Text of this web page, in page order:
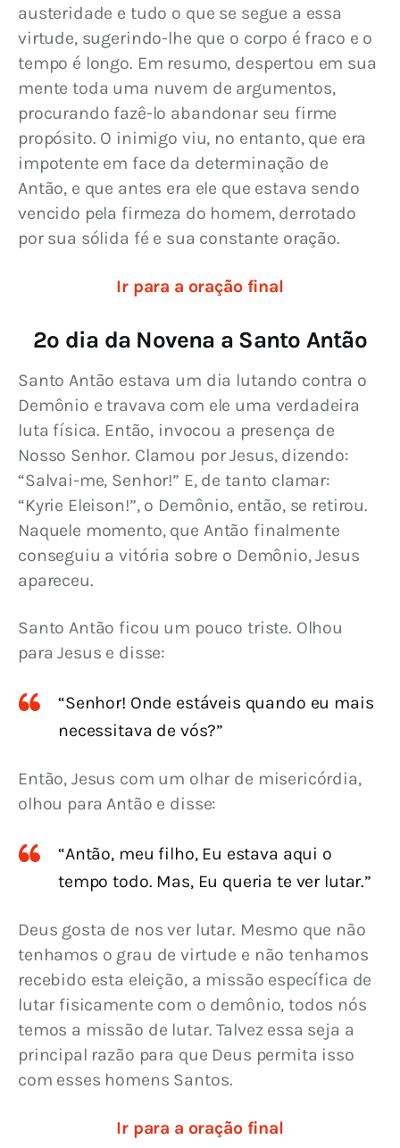
austeridade e tudo o que se segue a essa
virtude, sugerindo-lhe que o corpo é fraco e o
tempo é longo. Em resumo, despertou em sua
mente toda uma nuvem de argumentos,
procurando fazê-lo abandonar seu firme
propósito. O inimigo viu, no entanto, que era
impotente em face da determinação de
Antão, e que antes era ele que estava sendo
vencido pela firmeza do homem, derrotado
por sua sólida fé e sua constante oração.
Ir para a oração final
2º dia da Novena a Santo Antão
Santo Antão estava um dia lutando contra o
Demônio e travava com ele uma verdadeira
luta física. Então, invocou a presença de
Nosso Senhor. Clamou por Jesus, dizendo:
“Salvai-me, Senhor!” E, de tanto clamar:
“Kyrie Eleison!”, o Demônio, então, se retirou.
Naquele momento, que Antão finalmente
conseguiu a vitória sobre o Demônio, Jesus
apareceu.
Santo Antão ficou um pouco triste. Olhou
para Jesus e disse:
“Senhor! Onde estáveis quando eu mais
necessitava de vós?”
Então, Jesus com um olhar de misericórdia,
olhou para Antão e disse:
“Antão, meu filho, Eu estava aqui o
tempo todo. Mas, Eu queria te ver lutar.”
Deus gosta de nos ver lutar. Mesmo que não
tenhamos o grau de virtude e não tenhamos
recebido esta eleição, a missão específica de
lutar fisicamente com o demônio, todos nós
temos a missão de lutar. Talvez essa seja a
principal razão para que Deus permita isso
com esses homens Santos.
Ir para a oração final